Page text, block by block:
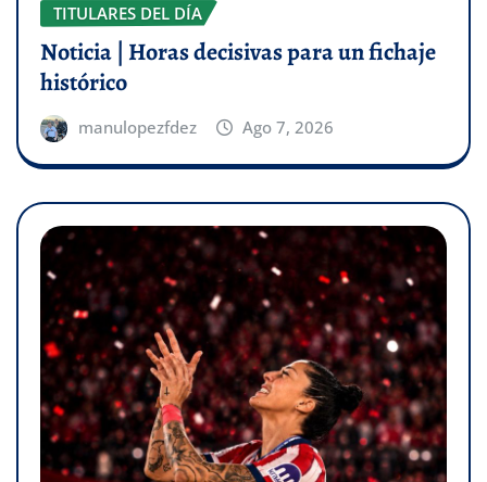
TITULARES DEL DÍA
Noticia | Horas decisivas para un fichaje
histórico
manulopezfdez Ago 7, 2026